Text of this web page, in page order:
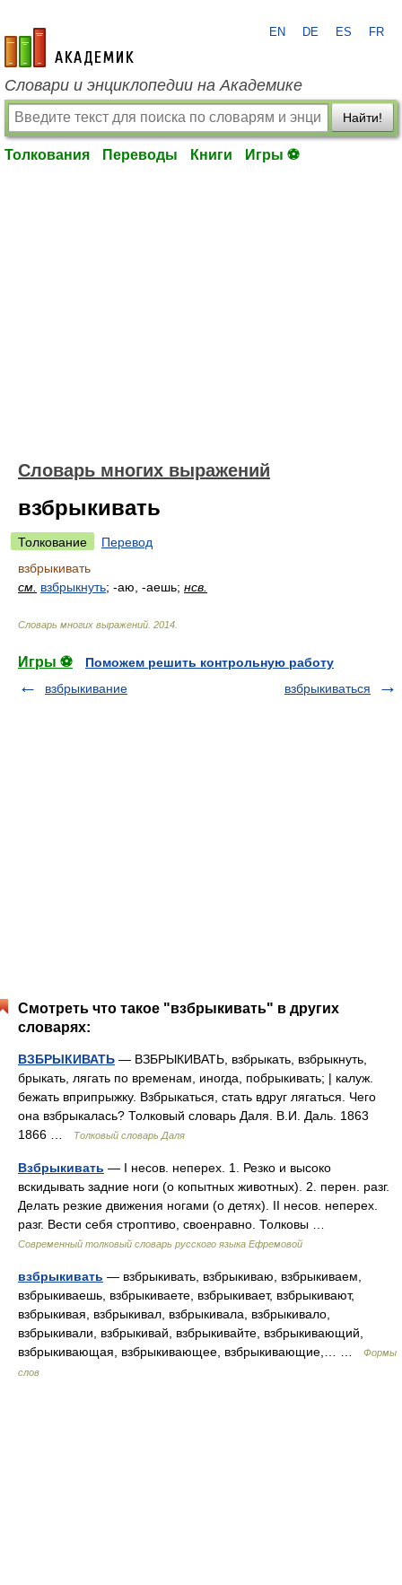
academic.ru
EN DE ES FR
Словари и энциклопедии на Академике
Найти!
Толкования Переводы Книги Игры ⚽
Словарь многих выражений
взбрыкивать
Толкование
Перевод
взбрыкивать
см. взбрыкнуть; -аю, -аешь; нсв.
Словарь многих выражений 2014
Игры ⚽
Поможем решить контрольную работу
взбрыкивание
взбрыкиваться
Смотреть что такое "взбрыкивать" в других
словарях:
ВЗБРЫКИВАТЬ — ВЗБРЫКИВАТЬ, взбрыкать, взбрыкнуть,
брыкать, лягать по временам, иногда, побрыкивать; | калуж.
бежать вприпрыжку. Взбрыкаться, стать вдруг лягаться. Чего
она взбрыкалась? Толковый словарь Даля. В.И. Даль. 1863
1866 …
Толковый словарь Даля
Взбрыкивать — I несов. неперех. 1. Резко и высоко
вскидывать задние ноги (о копытных животных). 2. перен. разг.
Делать резкие движения ногами (о детях). II несов. неперех.
разг. Вести себя строптиво, своенравно. Толковы …
Современный толковый словарь русского языка Ефремовой
взбрыкивать — взбрыкивать, взбрыкиваю, взбрыкиваем,
взбрыкиваешь, взбрыкиваете, взбрыкивает, взбрыкивают,
взбрыкивая, взбрыкивал, взбрыкивала, взбрыкивало,
взбрыкивали, взбрыкивай, взбрыкивайте, взбрыкивающий,
взбрыкивающая, взбрыкивающее, взбрыкивающие,… …
Формы
слов